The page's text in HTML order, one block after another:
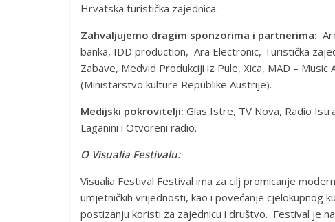
Hrvatska turistička zajednica.
Zahvaljujemo dragim sponzorima i partnerima:
banka, IDD production, Ara Electronic, Turistička
Zabave, Medvid Produkciji iz Pule, Xica, MAD –
(Ministarstvo kulture Republike Austrije).
Medijski pokrovitelji: Glas Istre, TV Nova, Radio
Laganini i Otvoreni radio.
O Visualia Festivalu:
Visualia Festival Festival ima za cilj promicanje
umjetničkih vrijednosti, kao i povećanje cjelokupnog
postizanju koristi za zajednicu i društvo. Festival je